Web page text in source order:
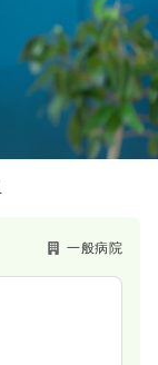
一般病院